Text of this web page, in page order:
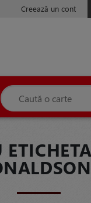
Creează un cont